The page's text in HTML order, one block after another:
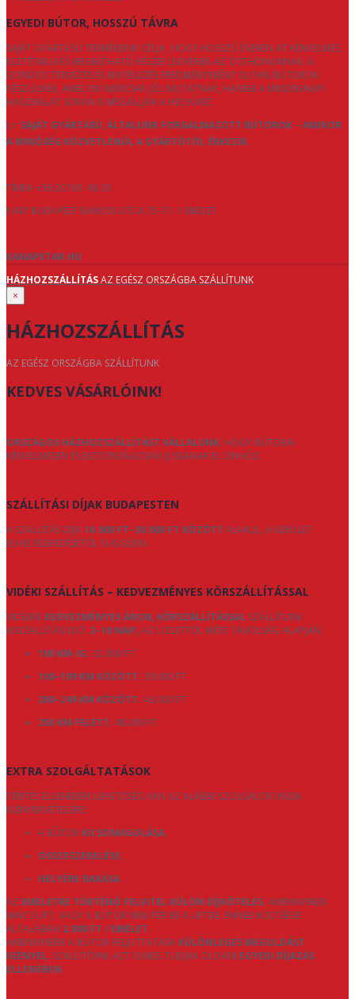
EGYEDI BÚTOR, HOSSZÚ TÁVRA
SAJÁT GYÁRTÁSÚ TERMÉKEINK CÉLJA, HOGY HOSSZÚ ÉVEKEN ÁT KÉNYELMES,
ESZTÉTIKUS ÉS MEGBÍZHATÓ RÉSZEI LEGYENEK AZ OTTHONOKNAK. A
GONDOS TERVEZÉS ÉS KIVITELEZÉS EREDMÉNYEKÉNT OLYAN BÚTOROK
KÉSZÜLNEK, AMELYEK NEMCSAK JÓL MUTATNAK, HANEM A MINDENNAPI
HASZNÁLAT SORÁN IS MEGÁLLJÁK A HELYÜKET.
👉 SAJÁT GYÁRTÁSÚ, ÁLTALUNK FORGALMAZOTT BÚTOROK – AMIKOR
A MINŐSÉG KÖZVETLENÜL A GYÁRTÓTÓL ÉRKEZIK.
TÍMEA +36 20 561 46 33
1047 BUDAPEST BAROSS UTCA 75-77. 1 EMELET
KANAPETAR.HU
HÁZHOZSZÁLLÍTÁSAZ EGÉSZ ORSZÁGBA SZÁLLÍTUNK
×
HÁZHOZSZÁLLÍTÁS
AZ EGÉSZ ORSZÁGBA SZÁLLÍTUNK
KEDVES VÁSÁRLÓINK!
ORSZÁGOS HÁZHOZSZÁLLÍTÁST VÁLLALUNK, HOGY BÚTORAI
KÉNYELMESEN ÉS BIZTONSÁGOSAN JUSSANAK EL ÖNHÖZ.
SZÁLLÍTÁSI DÍJAK BUDAPESTEN
A SZÁLLÍTÁS DÍJA16.000 FT–30.000 FT KÖZÖTT ALAKUL, A KERÜLET
ELHELYEZKEDÉSÉTŐL FÜGGŐEN.
VIDÉKI SZÁLLÍTÁS – KEDVEZMÉNYES KÖRSZÁLLÍTÁSSAL
VIDÉKRE KEDVEZMÉNYES ÁRON, KÖRSZÁLLÍTÁSSAL SZÁLLÍTUNK
(KISZÁLLÍTÁSI IDŐ: 2–10 NAP), AZ ÜZLETTŐL MÉRT TÁVOLSÁG ALAPJÁN:
100 KM-IG: 32.000 FT
100–199 KM KÖZÖTT: 39.000 FT
200–249 KM KÖZÖTT: 43.000 FT
250 KM FELETT: 48.000 FT
EXTRA SZOLGÁLTATÁSOK
TÉRÍTÉS ELLENÉBEN LEHETŐSÉG VAN AZ ALÁBBI SZOLGÁLTATÁSOK
IGÉNYBEVÉTELÉRE:
A BÚTOR KICSOMAGOLÁSA,
ÖSSZESZERELÉSE,
HELYÉRE RAKÁSA.
AZ EMELETRE TÖRTÉNŐ FELVITEL KÜLÖN DÍJKÖTELES, AMENNYIBEN
NINCS LIFT, VAGY A BÚTOR NEM FÉR BE A LIFTBE. ENNEK KÖLTSÉGE
ÁLTALÁBAN 2.000 FT / EMELET.
AMENNYIBEN A BÚTOR FELJUTTATÁSA KÜLÖNLEGES MEGOLDÁST
IGÉNYEL, SZÁLLÍTÓINK AZT IS MEG TUDJÁK OLDANI EGYEDI DÍJAZÁS
ELLENÉBEN.